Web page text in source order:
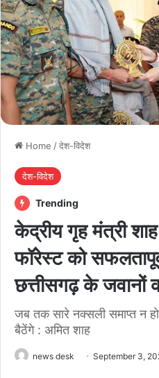
Home /देश-विदेश
देश-विदेश
Trending
केद्रीय गृह मंत्री
फॉरेस्ट को
छत्तीसगढ़ के जवानों
जब तक सारे नक्सली समाप्त न
बैठेंगे : अमित शाह
news desk September 3,